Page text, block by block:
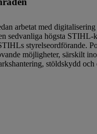
arbetat med
högsta STIHL-
styrelseordförande.
möjligheter, särskilt
stöldskydd